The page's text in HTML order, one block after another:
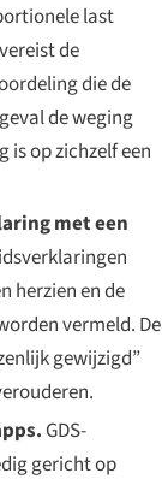
last
de
die de
de weging
is op zichzelf een
met een
herzien en de
vermeld. De
gewijzigd”
GDS-
gericht op